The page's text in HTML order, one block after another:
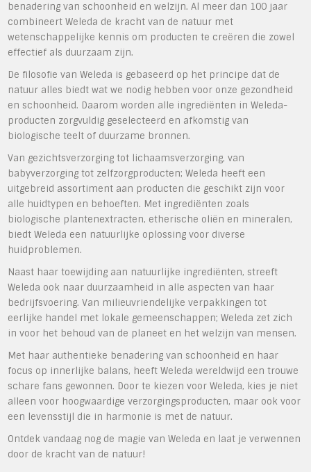
benadering van schoonheid en welzijn. Al meer dan 100 jaar
combineert Weleda de kracht van de natuur met
wetenschappelijke kennis om producten te creëren die zowel
effectief als duurzaam zijn.
De filosofie van Weleda is gebaseerd op het principe dat de
natuur alles biedt wat we nodig hebben voor onze gezondheid
en schoonheid. Daarom worden alle ingrediënten in Weleda-
producten zorgvuldig geselecteerd en afkomstig van
biologische teelt of duurzame bronnen.
Van gezichtsverzorging tot lichaamsverzorging, van
babyverzorging tot zelfzorgproducten; Weleda heeft een
uitgebreid assortiment aan producten die geschikt zijn voor
alle huidtypen en behoeften. Met ingrediënten zoals
biologische plantenextracten, etherische oliën en mineralen,
biedt Weleda een natuurlijke oplossing voor diverse
huidproblemen.
Naast haar toewijding aan natuurlijke ingrediënten, streeft
Weleda ook naar duurzaamheid in alle aspecten van haar
bedrijfsvoering. Van milieuvriendelijke verpakkingen tot
eerlijke handel met lokale gemeenschappen; Weleda zet zich
in voor het behoud van de planeet en het welzijn van mensen.
Met haar authentieke benadering van schoonheid en haar
focus op innerlijke balans, heeft Weleda wereldwijd een trouwe
schare fans gewonnen. Door te kiezen voor Weleda, kies je niet
alleen voor hoogwaardige verzorgingsproducten, maar ook voor
een levensstijl die in harmonie is met de natuur.
Ontdek vandaag nog de magie van Weleda en laat je verwennen
door de kracht van de natuur!